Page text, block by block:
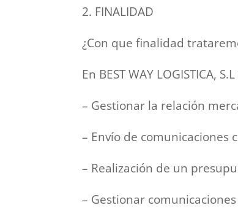
2. FINALIDAD
¿Con que finalidad
En BEST WAY LOGISTICA,
– Gestionar la relación
– Envío de comunicaciones
– Realización de un
– Gestionar